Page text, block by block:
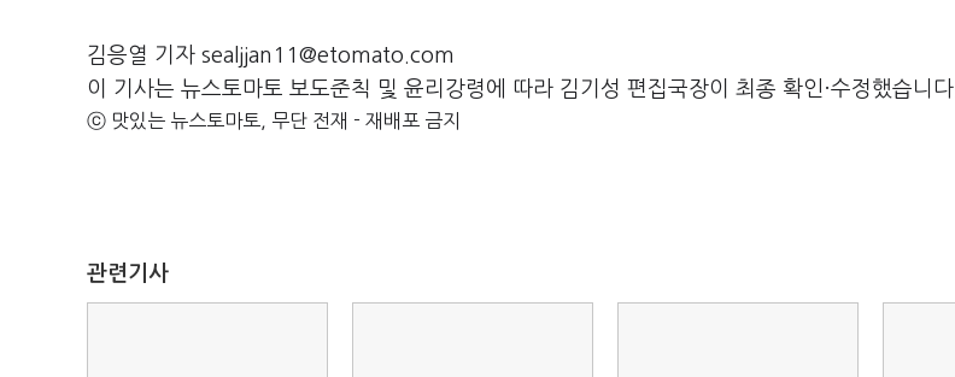
김응열 기자 sealjjan11@etomato.com
이 기사는 뉴스토마토 보도준칙 및 윤리강령에 따라 김기성 편집국장이 최종 확인·수정했습니다.
ⓒ 맛있는 뉴스토마토, 무단 전재 - 재배포 금지
관련기사